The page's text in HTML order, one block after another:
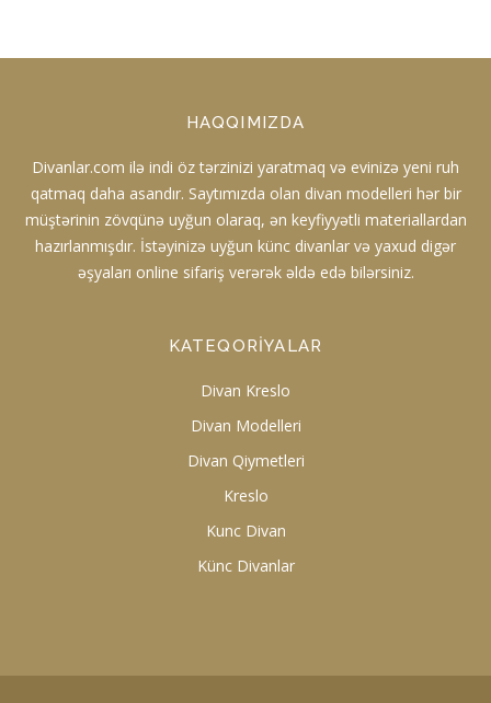
HAQQIMIZDA
Divanlar.com ilə indi öz tərzinizi yaratmaq və evinizə yeni ruh
qatmaq daha asandır. Saytımızda olan divan modelleri hər bir
müştərinin zövqünə uyğun olaraq, ən keyfiyyətli materiallardan
hazırlanmışdır. İstəyinizə uyğun künc divanlar və yaxud digər
əşyaları online sifariş verərək əldə edə bilərsiniz.
KATEQORIYALAR
Divan Kreslo
Divan Modelleri
Divan Qiymetleri
Kreslo
Kunc Divan
Künc Divanlar